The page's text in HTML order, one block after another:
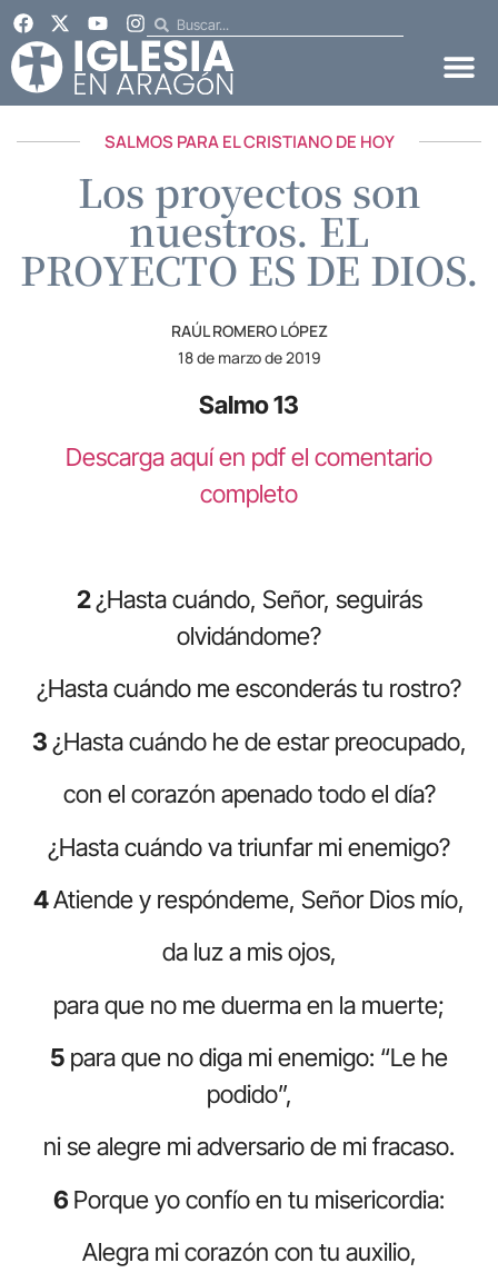
SALMOS PARA EL CRISTIANO DE HOY
Los proyectos son
nuestros. EL
PROYECTO ES DE DIOS.
RAÚL ROMERO LÓPEZ
18 de marzo de 2019
Salmo 13
Descarga aquí en pdf el comentario
completo
2¿Hasta cuándo, Señor, seguirás
olvidándome?
¿Hasta cuándo me esconderás tu rostro?
3¿Hasta cuándo he de estar preocupado,
con el corazón apenado todo el día?
¿Hasta cuándo va triunfar mi enemigo?
4Atiende y respóndeme, Señor Dios mío,
da luz a mis ojos,
para que no me duerma en la muerte;
5 para que no diga mi enemigo: “Le he
podido”,
ni se alegre mi adversario de mi fracaso.
6 Porque yo confío en tu misericordia:
Alegra mi corazón con tu auxilio,